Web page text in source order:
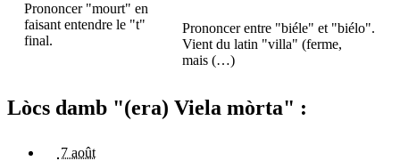
Prononcer "mourt" en
faisant entendre le "t"
final.
Prononcer entre "biéle" et "biélo".
Vient du latin "villa" (ferme,
mais (…)
Lòcs damb "(era) Viela mòrta" :
7 août